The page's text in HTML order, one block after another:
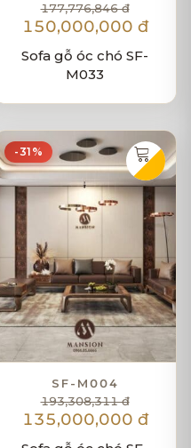
177,776,846 đ
150,000,000 đ
Sofa gỗ óc chó SF-
M033
-31%
SF-M004
193,308,311 đ
135,000,000 đ